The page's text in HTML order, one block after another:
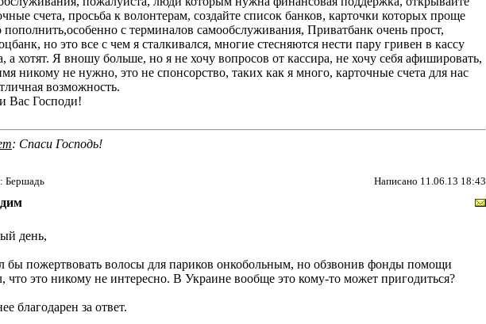
счета, просьба к волонтерам, создайте список банков, карточки которых проще
пополнить,особенно с терминалов самообслуживания, Приватбанк очень прост,
но это все с чем я сталкивался, многие стесняются нести пару гривен в кассу
а хотят. Я вношу больше, но я не хочу вопросов от кассира, не хочу себя афишировать,
никому не нужно, это не спонсорство, таких как я много, карточные счета для нас
возможность.
Вас Господи!
: Спаси Господь!
Бершадь Написано 11.06.13 18:43
день,
бы пожертвовать волосы для париков онкобольным, но обзвонив фонды помощи
что это никому не интересно. В Украине вообще это кому-то может пригодиться?
благодарен за ответ.